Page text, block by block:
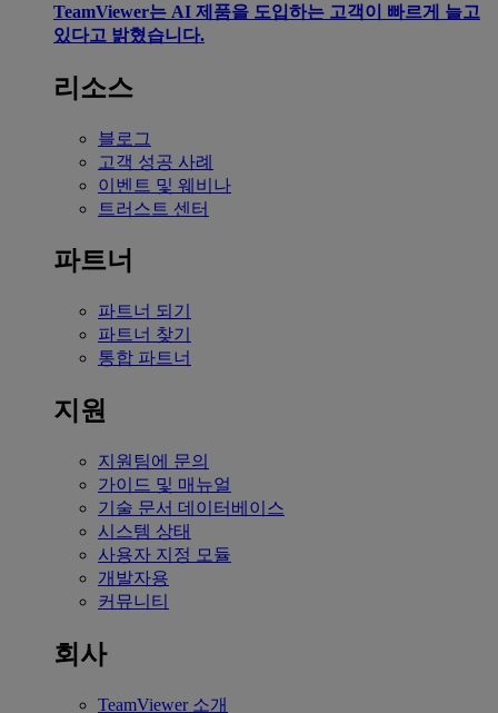
TeamViewer는 AI 제품을 도입하는 고객이 빠르게 늘고
있다고 밝혔습니다.
리소스
블로그
고객 성공 사례
이벤트 및 웨비나
트러스트 센터
파트너
파트너 되기
파트너 찾기
통합 파트너
지원
지원팀에 문의
가이드 및 매뉴얼
기술 문서 데이터베이스
시스템 상태
사용자 지정 모듈
개발자용
커뮤니티
회사
TeamViewer 소개